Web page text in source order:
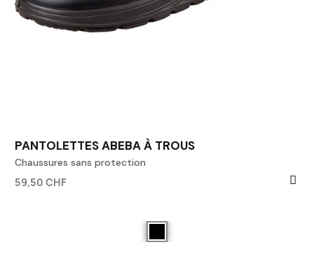
PANTOLETTES ABEBA À TROUS
Chaussures sans protection
59,50 CHF